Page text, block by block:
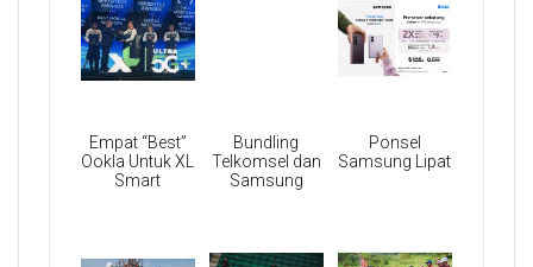
Empat “Best”
Ookla Untuk XL
Smart
Bundling
Telkomsel dan
Samsung
Ponsel
Samsung Lipat